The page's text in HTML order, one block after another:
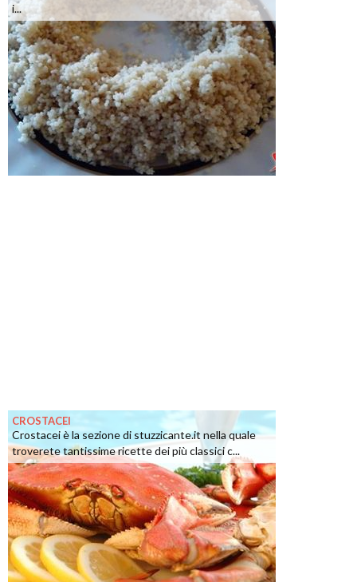
i...
CROSTACEI
Crostacei è la sezione di stuzzicante.it nella quale
troverete tantissime ricette dei più classici c...